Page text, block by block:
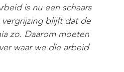
is nu een schaars
blijft dat de
zo. Daarom moeten
waar we die arbeid